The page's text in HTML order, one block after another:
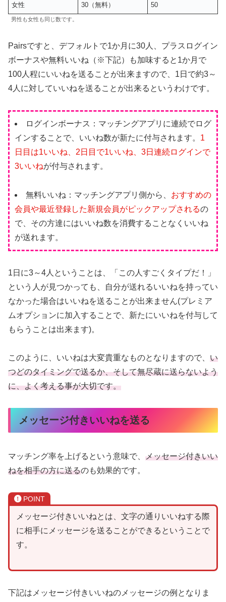
女性 30（無料） 50
男性も女性も同じ数です。
Pairsですと、デフォルトで1か月に30人、プラスログイン
ボーナスや無料いいね（※下記）も加味すると1か月で
100人程にいいねを送ることが出来ますので、1日で約3～
4人に対していいねを送ることが出来るというわけです。
ログインボーナス：マッチングアプリに連続でログ
インすることで、いいね数が新たに付与されます。 1
日目は1いいね、2日目で1いいね、3日連続ログインで
3いいねが付与されます。
無料いいね：マッチングアプリ側から、 おすすめの
会員や最近登録した新規会員がピックアップされるの
で、その方達にはいいね数を消費することなくいいね
が送れます。
1日に3～4人ということは、「この人すごくタイプだ！」
という人が見つかっても、自分が送れるいいねを持ってい
なかった場合はいいねを送ることが出来ません(プレミア
ムオプションに加入することで、新たにいいねを付与して
もらうことは出来ます)。
このように、いいねは大変貴重なものとなりますので、 い
つどのタイミングで送るか、そして無尽蔵に送らないよう
に、よく考える事が大切です。
メッセージ付きいいねを送る
マッチング率を上げるという意味で、 メッセージ付きいい
ねを相手の方に送るのも効果的です。
POINT
メッセージ付きいいねとは、文字の通りいいねする際
に相手にメッセージを送ることができるということで
す。
下記はメッセージ付きいいねのメッセージの例となりま